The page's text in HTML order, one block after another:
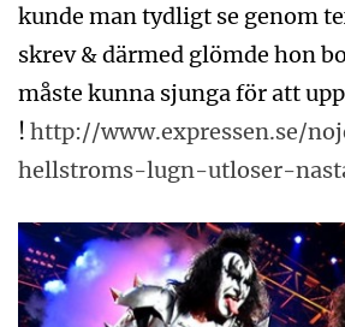
kunde man tydligt se genom
skrev & därmed glömde hon
måste kunna sjunga för att
! http://www.expressen.se/
hellstroms-lugn-utloser-